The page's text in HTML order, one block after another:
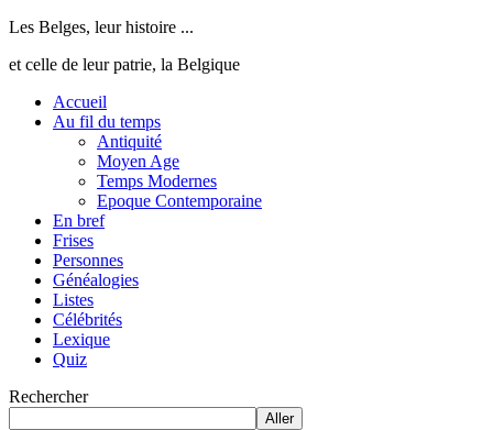
Les Belges, leur histoire ...
et celle de leur patrie, la Belgique
Accueil
Au fil du temps
Antiquité
Moyen Age
Temps Modernes
Epoque Contemporaine
En bref
Frises
Personnes
Généalogies
Listes
Célébrités
Lexique
Quiz
Rechercher
Aller